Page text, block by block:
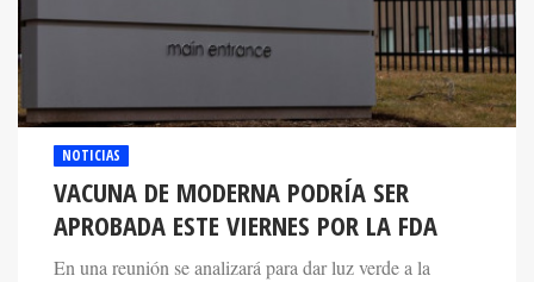
NOTICIAS
VACUNA DE MODERNA PODRÍA SER
APROBADA ESTE VIERNES POR LA FDA
En una reunión se analizará para dar luz verde a la